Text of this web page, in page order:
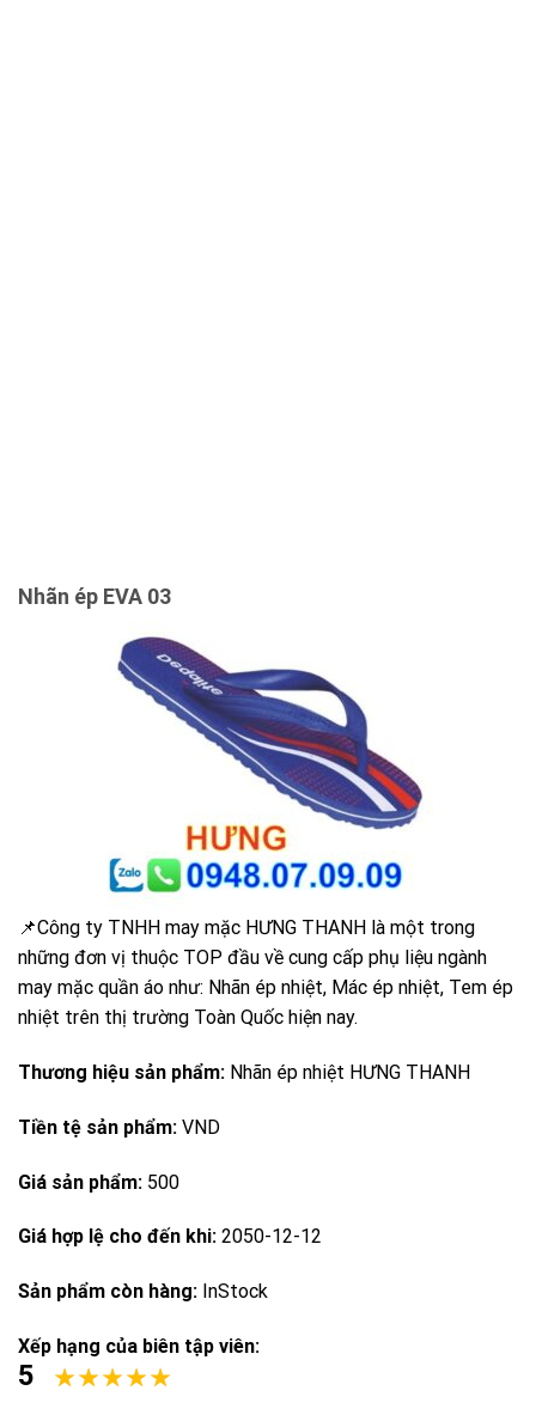
Nhãn ép EVA 03
📌Công ty TNHH may mặc HƯNG THANH là một trong
những đơn vị thuộc TOP đầu về cung cấp phụ liệu ngành
may mặc quần áo như: Nhãn ép nhiệt, Mác ép nhiệt, Tem ép
nhiệt trên thị trường Toàn Quốc hiện nay.
Thương hiệu sản phẩm: Nhãn ép nhiệt HƯNG THANH
Tiền tệ sản phẩm: VND
Giá sản phẩm: 500
Giá hợp lệ cho đến khi: 2050-12-12
Sản phẩm còn hàng: InStock
Xếp hạng của biên tập viên:
5